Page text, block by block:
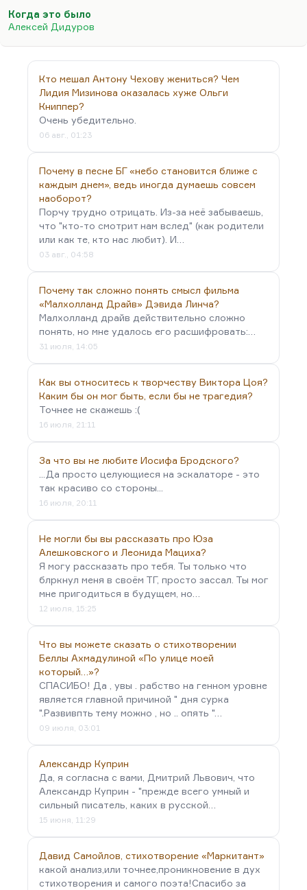
талантливых людей. Простите уж, что я себя
причисляю к этой…
Когда это было
Алексей Дидуров
Кто мешал Антону Чехову жениться? Чем
Лидия Мизинова оказалась хуже Ольги
Книппер?
Очень убедительно.
06 авг., 01:23
Почему в песне БГ «небо становится ближе с
каждым днем», ведь иногда думаешь совсем
наоборот?
Порчу трудно отрицать. Из-за неё забываешь,
что "кто-то смотрит нам вслед" (как родители
или как те, кто нас любит). И…
03 авг., 04:58
Почему так сложно понять смысл фильма
«Малхолланд Драйв» Дэвида Линча?
Малхолланд драйв действительно сложно
понять, но мне удалось его расшифровать:…
31 июля, 14:05
Как вы относитесь к творчеству Виктора Цоя?
Каким бы он мог быть, если бы не трагедия?
Точнее не скажешь :(
16 июля, 21:11
За что вы не любите Иосифа Бродского?
...Да просто целующиеся на эскалаторе - это
так красиво со стороны...
16 июля, 20:11
Не могли бы вы рассказать про Юза
Алешковского и Леонида Мациха?
Я могу рассказать про тебя. Ты только что
блркнул меня в своём ТГ, просто зассал. Ты мог
мне пригодиться в будущем, но…
12 июля, 15:25
Что вы можете сказать о стихотворении
Беллы Ахмадулиной «По улице моей
который…»?
СПАСИБО! Да , увы . рабство на генном уровне
является главной причиной " дня сурка
".Развивпть тему можно , но .. опять "…
09 июля, 03:01
Александр Куприн
Да, я согласна с вами, Дмитрий Львович, что
Александр Куприн - "прежде всего умный и
сильный писатель, каких в русской…
15 июня, 11:29
Давид Самойлов, стихотворение «Маркитант»
какой анализ,или точнее,проникновение в дух
стихотворения и самого поэта!Спасибо за